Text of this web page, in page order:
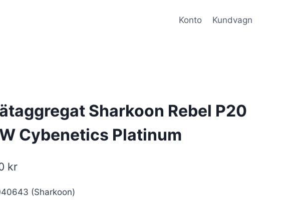
Konto Kundvagn
Sharkoon Rebel P20
Cybenetics Platinum
kr
(Sharkoon)